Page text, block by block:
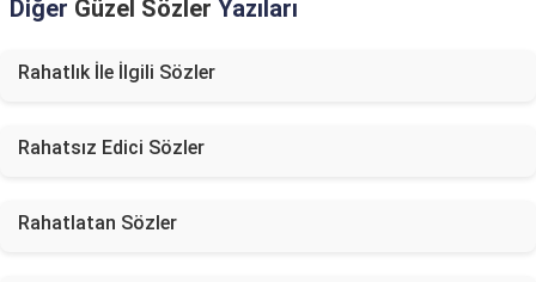
Diğer Güzel Sözler Yazıları
Rahatlık İle İlgili Sözler
Rahatsız Edici Sözler
Rahatlatan Sözler